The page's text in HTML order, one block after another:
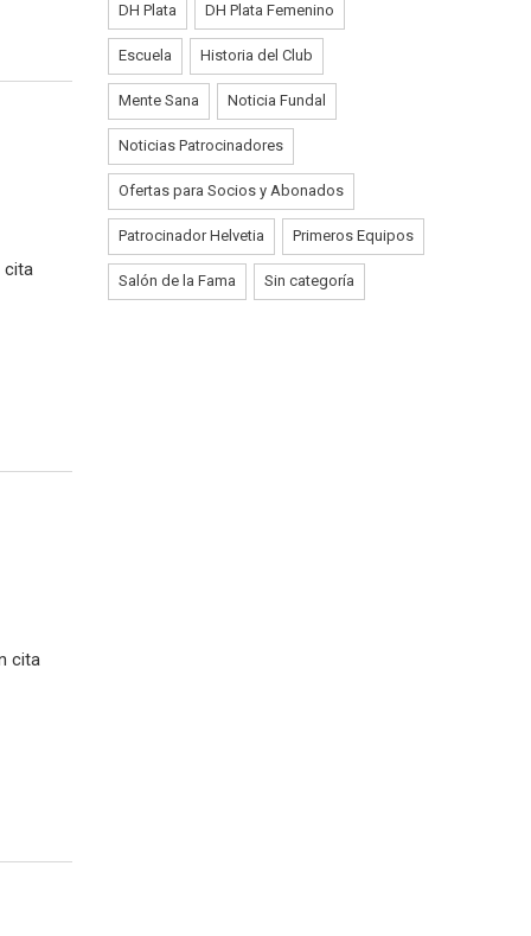
cita
cita
DH Plata DH Plata Femenino
Escuela Historia del Club
Mente Sana Noticia Fundal
Noticias Patrocinadores
Ofertas para Socios y Abonados
Patrocinador Helvetia Primeros Equipos
Salón de la Fama Sin categoría